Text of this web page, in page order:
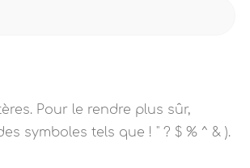
Pour le rendre plus sûr,
symboles tels que ! " ? $ % ^ & ).